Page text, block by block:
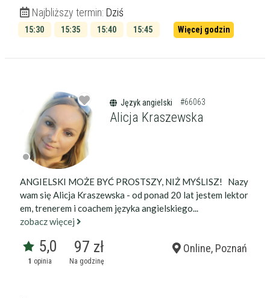
Najbliższy termin: Dziś
15:30 15:35 15:40
15:45
Więcej godzin
Język angielski #66063
Alicja Kraszewska
ANGIELSKI MOŻE BYĆ PROSTSZY, NIŻ MYŚLISZ! Nazy
wam się Alicja Kraszewska - od ponad 20 lat jestem lektor
em, trenerem i coachem języka angielskiego...
zobacz więcej
5,0
1 opinia
97 zł
Na godzinę
Online, Poznań